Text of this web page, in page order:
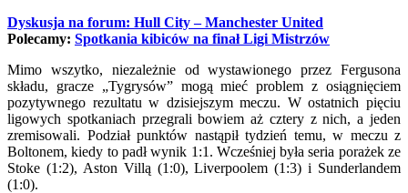
Dyskusja na forum: Hull City – Manchester United
Polecamy: Spotkania kibiców na finał Ligi Mistrzów
Mimo wszytko, niezależnie od wystawionego przez Fergusona
składu, gracze „Tygrysów” mogą mieć problem z osiągnięciem
pozytywnego rezultatu w dzisiejszym meczu. W ostatnich pięciu
ligowych spotkaniach przegrali bowiem aż cztery z nich, a jeden
zremisowali. Podział punktów nastąpił tydzień temu, w meczu z
Boltonem, kiedy to padł wynik 1:1. Wcześniej była seria porażek ze
Stoke (1:2), Aston Villą (1:0), Liverpoolem (1:3) i Sunderlandem
(1:0).